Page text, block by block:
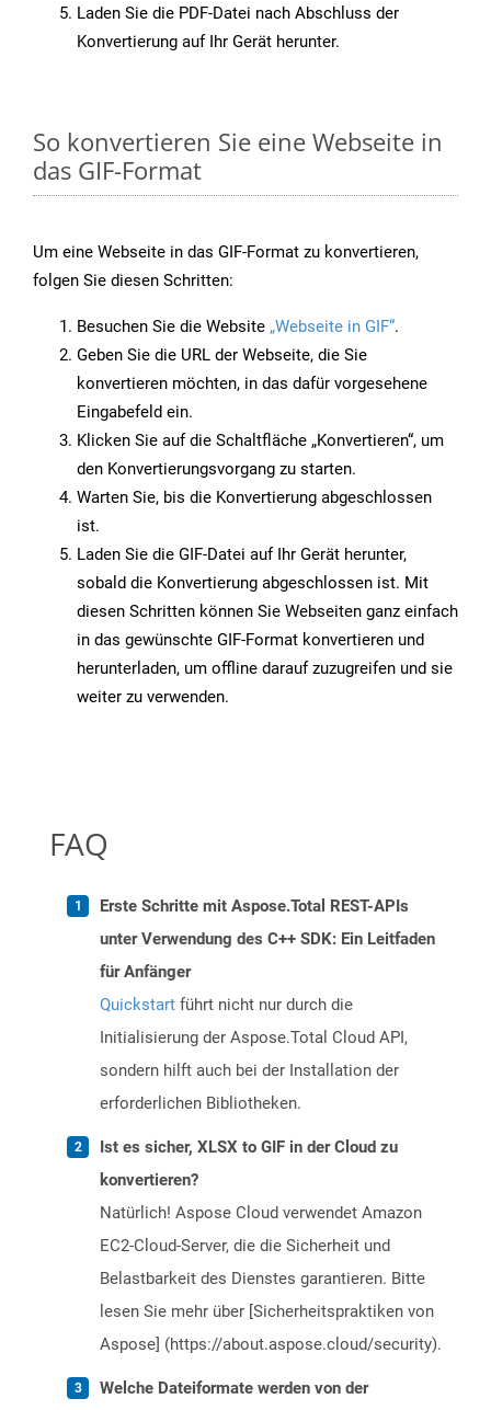
Laden Sie die PDF-Datei nach Abschluss der
Konvertierung auf Ihr Gerät herunter.
So konvertieren Sie eine Webseite in
das GIF-Format
Um eine Webseite in das GIF-Format zu konvertieren,
folgen Sie diesen Schritten:
Besuchen Sie die Website „Webseite in GIF“.
Geben Sie die URL der Webseite, die Sie
konvertieren möchten, in das dafür vorgesehene
Eingabefeld ein.
Klicken Sie auf die Schaltfläche „Konvertieren“, um
den Konvertierungsvorgang zu starten.
Warten Sie, bis die Konvertierung abgeschlossen
ist.
Laden Sie die GIF-Datei auf Ihr Gerät herunter,
sobald die Konvertierung abgeschlossen ist. Mit
diesen Schritten können Sie Webseiten ganz einfach
in das gewünschte GIF-Format konvertieren und
herunterladen, um offline darauf zuzugreifen und sie
weiter zu verwenden.
FAQ
Erste Schritte mit Aspose.Total REST-APIs
unter Verwendung des C++ SDK: Ein Leitfaden
für Anfänger
Quickstart führt nicht nur durch die
Initialisierung der Aspose.Total Cloud API,
sondern hilft auch bei der Installation der
erforderlichen Bibliotheken.
Ist es sicher, XLSX to GIF in der Cloud zu
konvertieren?
Natürlich! Aspose Cloud verwendet Amazon
EC2-Cloud-Server, die die Sicherheit und
Belastbarkeit des Dienstes garantieren. Bitte
lesen Sie mehr über [Sicherheitspraktiken von
Aspose] (https://about.aspose.cloud/security).
Welche Dateiformate werden von der